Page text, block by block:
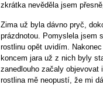
zkrátka nevěděla jsem
Zima už byla dávno pryč,
prázdnotou. Pomyslela jsem
rostlinu opět uvidím.
koncem jara už z nich byly
zanedlouho začaly
rostlina mě neopustí, že mi